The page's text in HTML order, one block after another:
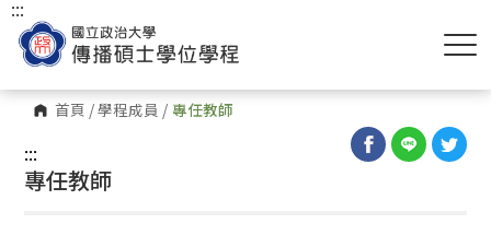
首頁 /學程成員 / 專任教師
:::
:::
專任教師